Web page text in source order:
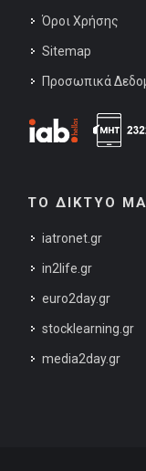
Όροι Χρήσης
Sitemap
Προσωπικά
ΤΟ ΔΙΚΤΥΟ
iatronet.gr
in2life.gr
euro2day.gr
stocklearning.gr
media2day.gr